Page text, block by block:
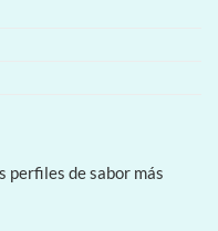
perfiles de sabor más